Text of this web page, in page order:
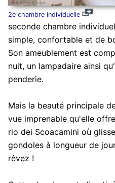
2e chambre individuelle
seconde chambre
simple, confortable et de
Son ameublement est
nuit, un lampadaire ainsi
penderie.
Mais la beauté principale
vue imprenable qu'elle
rio dei Scoacamini où
gondoles à longueur de
rêvez !